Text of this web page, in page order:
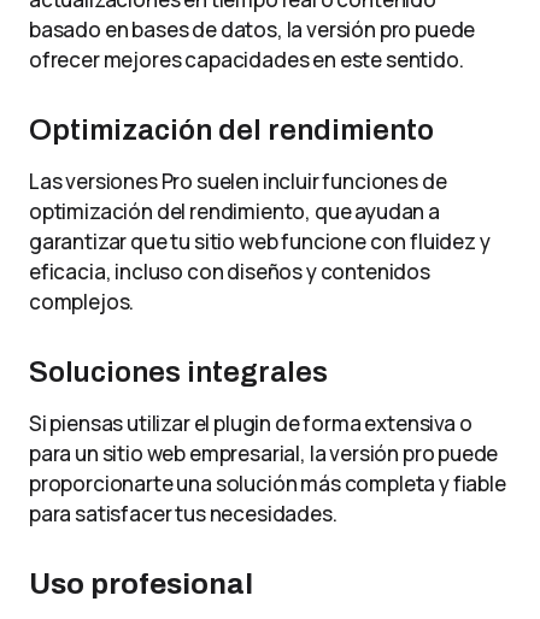
basado en bases de datos, la versión pro puede
ofrecer mejores capacidades en este sentido.
Optimización del rendimiento
Las versiones Pro suelen incluir funciones de
optimización del rendimiento, que ayudan a
garantizar que tu sitio web funcione con fluidez y
eficacia, incluso con diseños y contenidos
complejos.
Soluciones integrales
Si piensas utilizar el plugin de forma extensiva o
para un sitio web empresarial, la versión pro puede
proporcionarte una solución más completa y fiable
para satisfacer tus necesidades.
Uso profesional